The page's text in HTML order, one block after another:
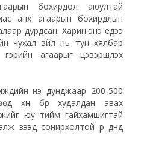
бохирдол аюултай
анх агаарын бохирдлын
дурдсан. Харин энэ үедээ
чухал зүйл нь тун хялбар
агаарыг цэвэршүүлэх
үнэ дунджаар 200-500
хүн бүр худалдан авах
юу тийм гайхамшигтай
үзээд сонирхолтой үр дүнд